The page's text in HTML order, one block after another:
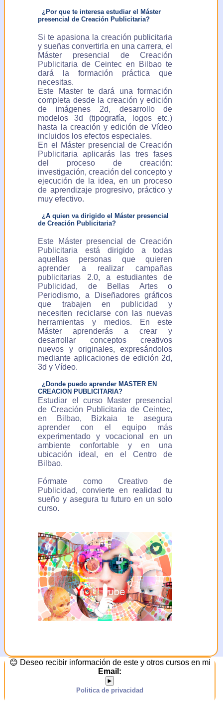
¿Por que te interesa estudiar el Máster
presencial de Creación Publicitaria?
Si te apasiona la creación publicitaria
y sueñas convertirla en una carrera, el
Máster presencial de Creación
Publicitaria de Ceintec en Bilbao te
dará la formación práctica que
necesitas.
Este Master te dará una formación
completa desde la creación y edición
de imágenes 2d, desarrollo de
modelos 3d (tipografía, logos etc.)
hasta la creación y edición de Vídeo
incluidos los efectos especiales.
En el Máster presencial de Creación
Publicitaria aplicarás las tres fases
del proceso de creación:
investigación, creación del concepto y
ejecución de la idea, en un proceso
de aprendizaje progresivo, práctico y
muy efectivo.
¿A quien va dirigido el Máster presencial
de Creación Publicitaria?
Este Máster presencial de Creación
Publicitaria está dirigido a todas
aquellas personas que quieren
aprender a realizar campañas
publicitarias 2.0, a estudiantes de
Publicidad, de Bellas Artes o
Periodismo, a Diseñadores gráficos
que trabajen en publicidad y
necesiten reciclarse con las nuevas
herramientas y medios. En este
Máster aprenderás a crear y
desarrollar conceptos creativos
nuevos y originales, expresándolos
mediante aplicaciones de edición 2d,
3d y Vídeo.
¿Donde puedo aprender MASTER EN
CREACION PUBLICITARIA?
Estudiar el curso Master presencial
de Creación Publicitaria de Ceintec,
en Bilbao, Bizkaia te asegura
aprender con el equipo más
experimentado y vocacional en un
ambiente confortable y en una
ubicación ideal, en el Centro de
Bilbao.
Fórmate como Creativo de
Publicidad, convierte en realidad tu
sueño y asegura tu futuro en un solo
curso.
😊 Deseo recibir información de este y otros cursos en mi
Email:
►
Politica de privacidad